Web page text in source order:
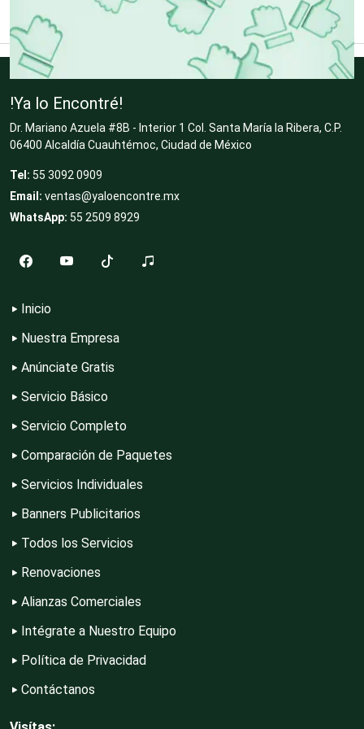
Clínicas de Belleza
Clínicas de Rehabilitación
Clínicas y Hospitales
Clubes Deportivos
Cocinas Integrales
Compresores de aire
Computadoras
Contadores
Control de Plagas
!Ya lo Encontré!
Dr. Mariano Azuela #8B - Interior 1 Col. Santa María la Ribera, C.P.
06400 Alcaldía Cuauhtémoc, Ciudad de México
Tel: 55 3092 0909
Email: ventas@yaloencontre.mx
WhatsApp: 55 2509 8929
Inicio
Nuestra Empresa
Anúnciate Gratis
Servicio Básico
Servicio Completo
Comparación de Paquetes
Servicios Individuales
Banners Publicitarios
Todos los Servicios
Renovaciones
Alianzas Comerciales
Intégrate a Nuestro Equipo
Política de Privacidad
Contáctanos